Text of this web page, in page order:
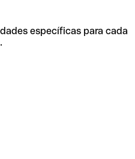
específicas para cada